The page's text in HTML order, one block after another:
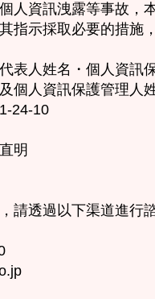
人資訊洩露等事故，
指示採取必要的措施
代表人姓名・個人資
個人資訊保護管理人
24-10
明
請透過以下渠道進行諮